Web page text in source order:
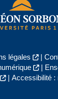
légales |
|
| Accessibilité :